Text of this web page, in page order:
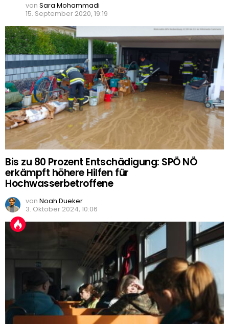
von Sara Mohammadi
15. September 2020, 19:19
Bis zu 80 Prozent Entschädigung: SPÖ NÖ
erkämpft höhere Hilfen für
Hochwasserbetroffene
von Noah Dueker
3. Oktober 2024, 10:06